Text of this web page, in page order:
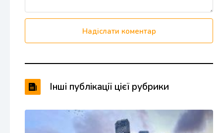
Надіслати коментар
Інші публікації цієї рубрики